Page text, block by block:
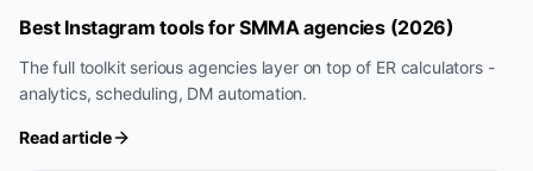
Best Instagram tools for SMMA agencies (2026)
The full toolkit serious agencies layer on top of ER calculators -
analytics, scheduling, DM automation.
Read article